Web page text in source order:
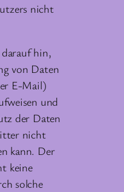
nicht
hin,
von Daten
E-Mail)
und
der Daten
nicht
kann. Der
keine
solche